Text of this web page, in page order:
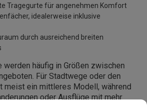
Tragegurte für angenehmen Komfort
idealerweise inklusive
durch ausreichend breiten
werden häufig in Größen zwischen
Für Stadtwege oder den
meist ein mittleres Modell, während
oder Ausflüge mit mehr